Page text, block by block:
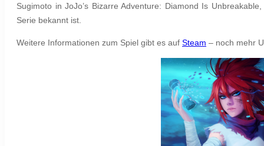
Sugimoto in JoJo’s Bizarre Adventure: Diamond Is
Serie bekannt ist.
Weitere Informationen zum Spiel gibt es auf Steam – noch mehr